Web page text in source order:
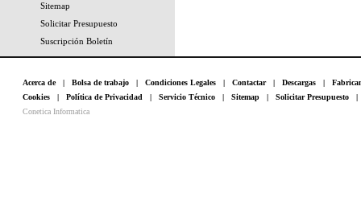
Sitemap
Solicitar Presupuesto
Suscripción Boletín
Acerca de| Bolsa de trabajo | Condiciones Legales | Contactar| Descargas |
Cookies | Política de Privacidad | Servicio Técnico | Sitemap | Solicitar Presupuesto
Conetica Informatica